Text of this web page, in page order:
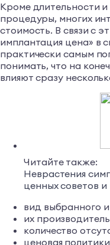
Кроме длительности
процедуры, многих
стоимость. В связи с
имплантация цена» в
практически самым
понимать, что на
влияют сразу
Читайте также:
Неврастения
ценных советов и
вид выбранного
их
количество
ценовая